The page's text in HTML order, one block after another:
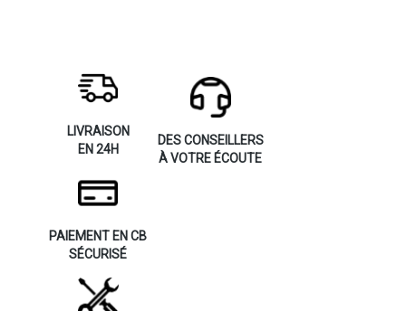
LIVRAISON
EN 24H
PAIEMENT EN CB
SÉCURISÉ
DES CONSEILLERS
À VOTRE ÉCOUTE